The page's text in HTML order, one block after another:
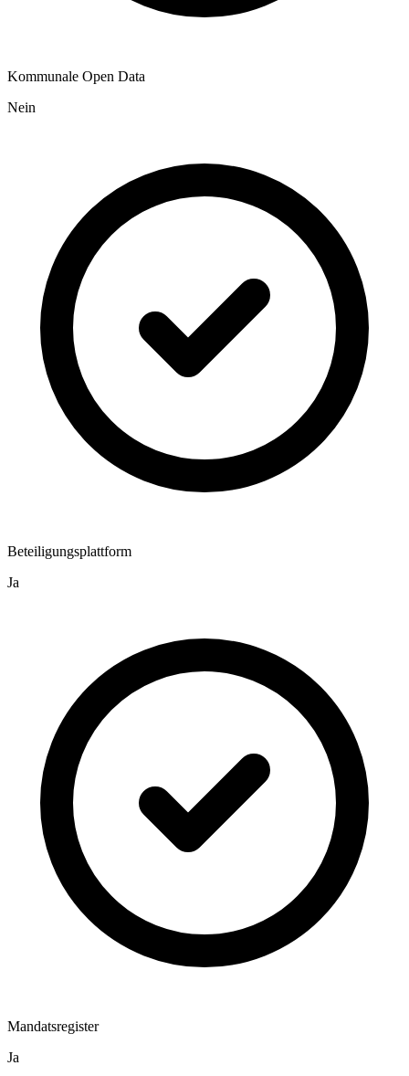
Kommunale Open Data
Nein
Beteiligungsplattform
Ja
Mandatsregister
Ja